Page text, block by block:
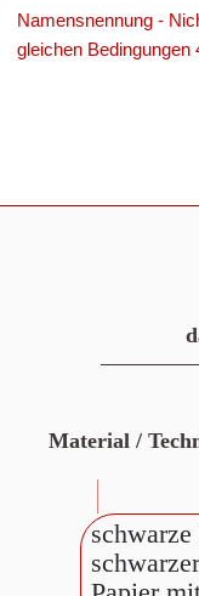
Namensnennung -
gleichen Bedingungen
Material /